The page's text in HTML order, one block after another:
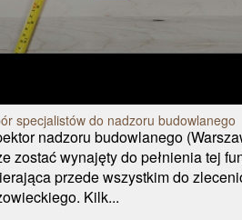
specjalistów do nadzoru budowlanego
nadzoru budowlanego
zostać wynajęty do pełnienia tej
przede wszystkim do
Kilk...